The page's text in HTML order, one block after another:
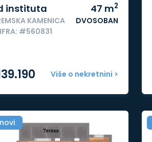
instituta
KAMENICA
#560831
47 m2
DVOSOBAN
Više o nekretnini >